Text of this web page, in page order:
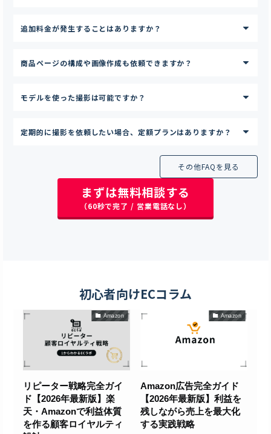
追加料金が発生することはありますか？
商品ページの構成や画像作成も依頼できますか？
モデルを使った撮影は可能ですか？
定期的に撮影を依頼したい場合、定額プランはありますか？
その他FAQを見る
まずは無料相談する
（60秒で完了 / 営業電話なし）
初心者向けECコラム